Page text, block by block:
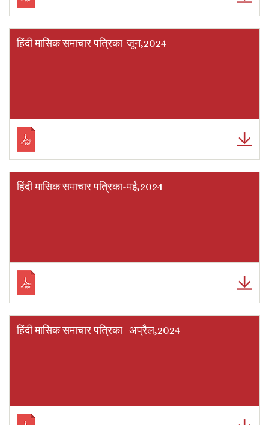
हिंदी मासिक समाचार पत्रिका-जून,2024
हिंदी मासिक समाचार पत्रिका-मई,2024
हिंदी मासिक समाचार पत्रिका -अप्रैल,2024